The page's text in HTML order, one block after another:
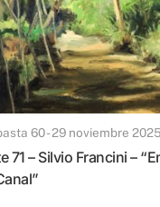
60 - 29 noviembre 2025